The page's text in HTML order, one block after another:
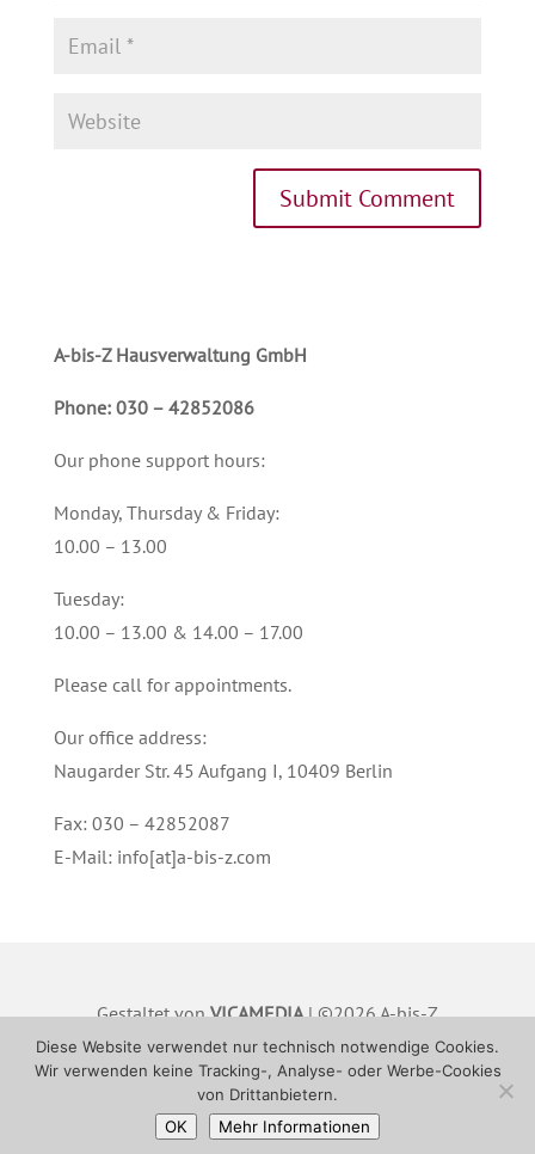
A-bis-Z Hausverwaltung GmbH
Phone: 030 – 42852086
Our phone support hours:
Monday, Thursday & Friday:
10.00 – 13.00
Tuesday:
10.00 – 13.00 & 14.00 – 17.00
Please call for appointments.
Our office address:
Naugarder Str. 45 Aufgang I, 10409 Berlin
Fax: 030 – 42852087
E-Mail: info[at]a-bis-z.com
Gestaltet vonVICAMEDIA| ©2026 A-bis-Z
Hausverwaltung GmbH |IMPRESSUM|
DATENSCHUTZ
Diese Website verwendet nur technisch notwendige Cookies.
Wir verwenden keine Tracking-, Analyse- oder Werbe-Cookies
von Drittanbietern.
OK
Mehr Informationen